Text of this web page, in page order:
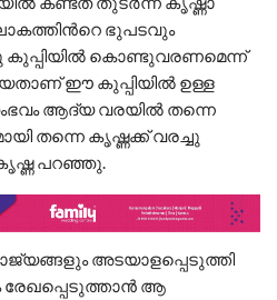
ഭുപടവും
കൊണ്ടുവരണമെന്ന്
ഈ കുപ്പിയിൽ ഉള്ള
ആദ്യ വരയിൽ തന്നെ
തന്നെ കൃഷ്ണക്ക് വരച്ചു
പറഞ്ഞു.
അടയാളപ്പെടുത്തി
ആ